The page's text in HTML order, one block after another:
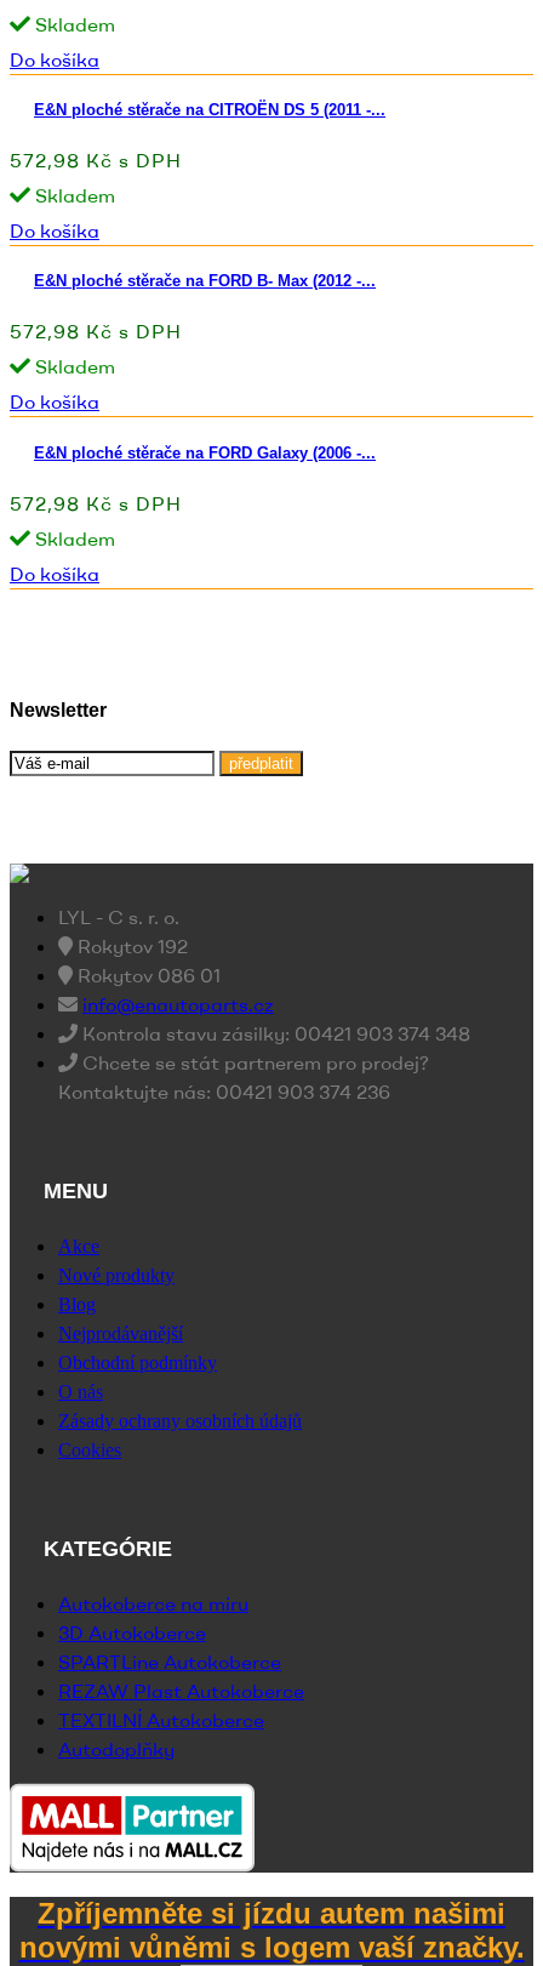
Skladem
Do košíka
E&N ploché stěrače na CITROËN DS 5 (2011 -...
572,98 Kč s DPH
Skladem
Do košíka
E&N ploché stěrače na FORD B- Max (2012 -...
572,98 Kč s DPH
Skladem
Do košíka
E&N ploché stěrače na FORD Galaxy (2006 -...
572,98 Kč s DPH
Skladem
Do košíka
Newsletter
předplatit
LYL - C s. r. o.
Rokytov 192
Rokytov 086 01
info@enautoparts.cz
Kontrola stavu zásilky: 00421 903 374 348
Chcete se stát partnerem pro prodej?
Kontaktujte nás: 00421 903 374 236
MENU
Akce
Nové produkty
Blog
Nejprodávanější
Obchodní podmínky
O nás
Zásady ochrany osobních údajů
Cookies
KATEGÓRIE
Autokoberce na míru
3D Autokoberce
SPARTLine Autokoberce
REZAW Plast Autokoberce
TEXTILNÍ Autokoberce
Autodoplňky
Zpříjemněte si jízdu autem našimi
novými vůněmi s logem vaší značky.